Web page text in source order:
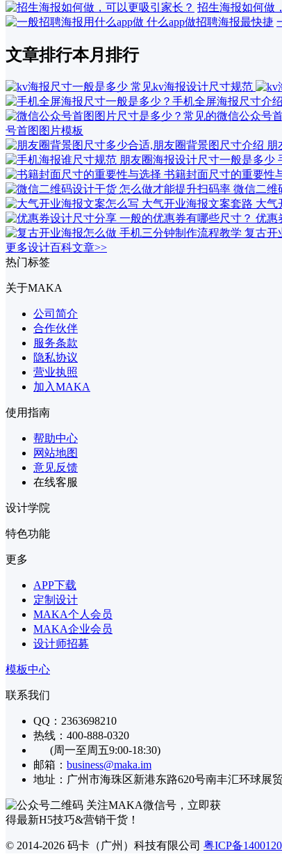
招生海报如何做
文章排行本月排行
号首图图片模板
朋
书籍封面尺寸的重要性
微信二维
大气
优惠
复古开
更多设计百科文章>>
热门标签
关于MAKA
公司简介
合作伙伴
服务条款
隐私协议
营业执照
加入MAKA
使用指南
帮助中心
网站地图
意见反馈
在线客服
设计学院
特色功能
更多
APP下载
定制设计
MAKA个人会员
MAKA企业会员
设计师招募
模板中心
联系我们
QQ：2363698210
热线：400-888-0320
(周一至周五9:00-18:30)
邮箱： business@maka.im
地址：广州市海珠区新港东路620号南丰汇环球展
关注MAKA微信号，立即获
得最新H5技巧&营销干货！
© 2014-2026 码卡（广州）科技有限公司 粤ICP备